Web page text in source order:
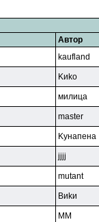
Автор
kaufland
Kиko
милицa
master
Kyнaпeнa
jjjj
mutant
Bиkи
MM